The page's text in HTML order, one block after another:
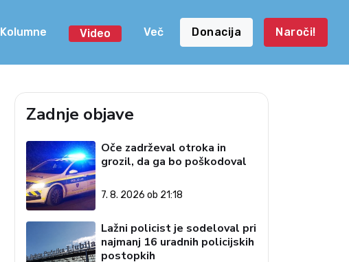
Kolumne Video Več Donacija Naroči!
Zadnje objave
Oče zadrževal otroka in
grozil, da ga bo poškodoval
7. 8. 2026 ob 21:18
Lažni policist je sodeloval pri
najmanj 16 uradnih policijskih
postopkih